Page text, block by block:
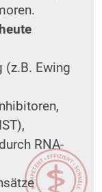
(z.B. Ewing
RNA-